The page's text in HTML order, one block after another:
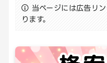
当ページには広告リ
ります。